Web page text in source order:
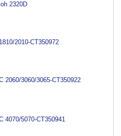
2320D
2010-CT350972
2060/3060/3065-CT350922
4070/5070-CT350941